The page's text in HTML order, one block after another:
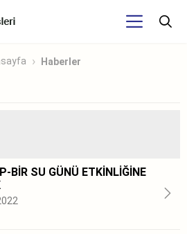
Haberler
BİR SU GÜNÜ ETKİNLİĞİNE